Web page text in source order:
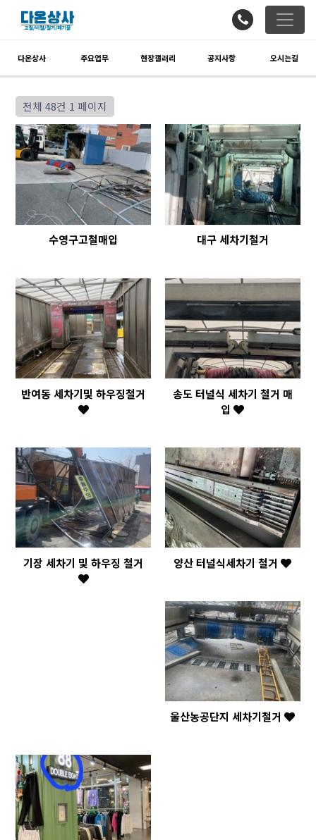
다온상사 주요업무 현장갤러리 공지사항 오시는길
전체 48건 1 페이지
수영구고철매입 대구 세차기철거
반여동 세차기및 하우징철거
송도 터널식 세차기 철거 매
입
기장 세차기 및 하우징 철거 양산 터널식세차기 철거
울산농공단지 세차기철거